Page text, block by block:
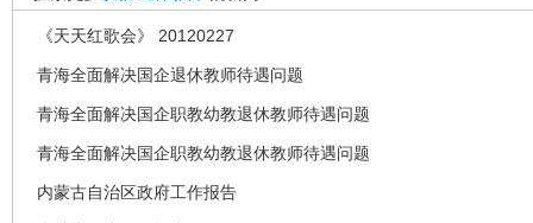
《天天红歌会》 20120227
青海全面解决国企退休教师待遇问题
青海全面解决国企职教幼教退休教师待遇问题
青海全面解决国企职教幼教退休教师待遇问题
内蒙古自治区政府工作报告